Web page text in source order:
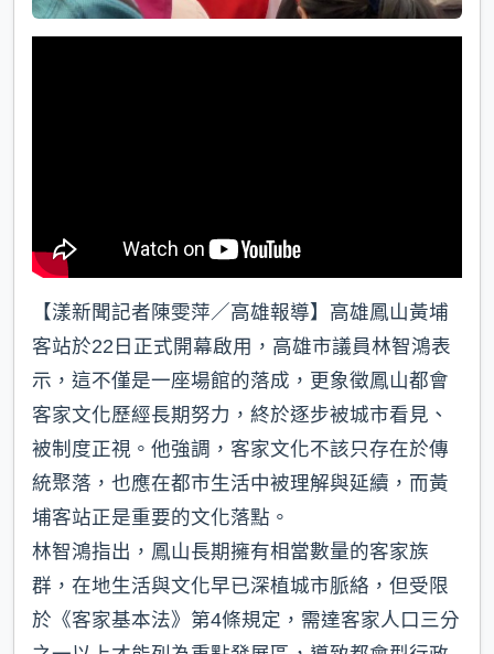
【漾新聞記者陳雯萍／高雄報導】高雄鳳山黃埔
客站於22日正式開幕啟用，高雄市議員林智鴻表
示，這不僅是一座場館的落成，更象徵鳳山都會
客家文化歷經長期努力，終於逐步被城市看見、
被制度正視。他強調，客家文化不該只存在於傳
統聚落，也應在都市生活中被理解與延續，而黃
埔客站正是重要的文化落點。
林智鴻指出，鳳山長期擁有相當數量的客家族
群，在地生活與文化早已深植城市脈絡，但受限
於《客家基本法》第4條規定，需達客家人口三分